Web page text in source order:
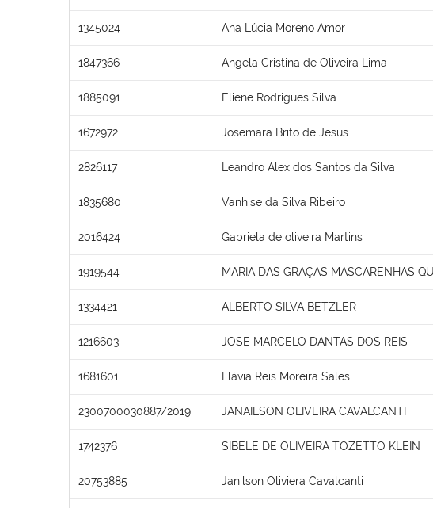
1345024 Ana Lúcia Moreno Amor
1847366 Angela Cristina de Oliveira Lima
1885091 Eliene Rodrigues Silva
1672972 Josemara Brito de Jesus
2826117 Leandro Alex dos Santos da Silva
1835680 Vanhise da Silva Ribeiro
2016424 Gabriela de oliveira Martins
1919544 MARIA DAS GRAÇAS MASCARENHAS
1334421 ALBERTO SILVA BETZLER
1216603 JOSE MARCELO DANTAS DOS REIS
1681601 Flávia Reis Moreira Sales
2300700030887/2019 JANAILSON OLIVEIRA CAVALCANTI
1742376 SIBELE DE OLIVEIRA TOZETTO KLEIN
20753885 Janilson Oliviera Cavalcanti